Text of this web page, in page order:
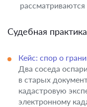
Судебная
Кейс: спор о
Два соседа
в старых
кадастровую
электронному